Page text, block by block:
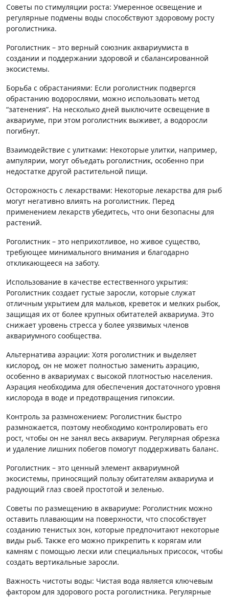
Советы по стимуляции роста: Умеренное освещение и
регулярные подмены воды способствуют здоровому росту
роголистника.
Роголистник – это верный союзник аквариумиста в
создании и поддержании здоровой и сбалансированной
экосистемы.
Борьба с обрастаниями: Если роголистник подвергся
обрастанию водорослями, можно использовать метод
“затенения”. На несколько дней выключите освещение в
аквариуме, при этом роголистник выживет, а водоросли
погибнут.
Взаимодействие с улитками: Некоторые улитки, например,
ампулярии, могут объедать роголистник, особенно при
недостатке другой растительной пищи.
Осторожность с лекарствами: Некоторые лекарства для рыб
могут негативно влиять на роголистник. Перед
применением лекарств убедитесь, что они безопасны для
растений.
Роголистник – это неприхотливое, но живое существо,
требующее минимального внимания и благодарно
откликающееся на заботу.
Использование в качестве естественного укрытия:
Роголистник создает густые заросли, которые служат
отличным укрытием для мальков, креветок и мелких рыбок,
защищая их от более крупных обитателей аквариума. Это
снижает уровень стресса у более уязвимых членов
аквариумного сообщества.
Альтернатива аэрации: Хотя роголистник и выделяет
кислород, он не может полностью заменить аэрацию,
особенно в аквариумах с высокой плотностью населения.
Аэрация необходима для обеспечения достаточного уровня
кислорода в воде и предотвращения гипоксии.
Контроль за размножением: Роголистник быстро
размножается, поэтому необходимо контролировать его
рост, чтобы он не занял весь аквариум. Регулярная обрезка
и удаление лишних побегов помогут поддерживать баланс.
Роголистник – это ценный элемент аквариумной
экосистемы, приносящий пользу обитателям аквариума и
радующий глаз своей простотой и зеленью.
Советы по размещению в аквариуме: Роголистник можно
оставить плавающим на поверхности, что способствует
созданию тенистых зон, которые предпочитают некоторые
виды рыб. Также его можно прикрепить к корягам или
камням с помощью лески или специальных присосок, чтобы
создать вертикальные заросли.
Важность чистоты воды: Чистая вода является ключевым
фактором для здорового роста роголистника. Регулярные